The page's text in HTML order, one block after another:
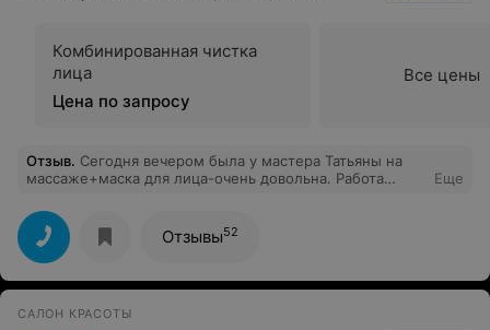
Комбинированная чистка
лица
Цена по запросу
Все цены
Отзыв. Сегодня вечером была у мастера Татьяны на
массаже+маска для лица-очень довольна. Работа
массаж, приятные руки, атмосфера расслабления. Мне
делали массаж лица, а расслабилось все тело-восторг!
Еще
Отзывы52
САЛОН КРАСОТЫ